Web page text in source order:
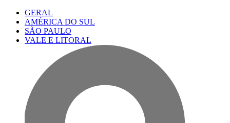
GERAL
AMÉRICA DO SUL
SÃO PAULO
VALE E LITORAL